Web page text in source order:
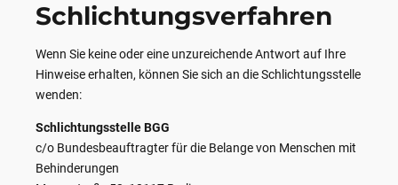
Schlichtungsverfahren
Wenn Sie keine oder eine unzureichende Antwort auf Ihre
Hinweise erhalten, können Sie sich an die Schlichtungsstelle
wenden:
Schlichtungsstelle BGG
c/o Bundesbeauftragter für die Belange von Menschen mit
Behinderungen